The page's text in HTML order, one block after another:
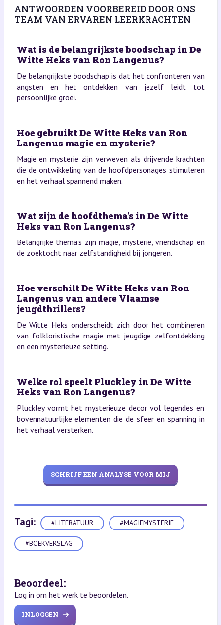
ANTWOORDEN VOORBEREID DOOR ONS
TEAM VAN ERVAREN LEERKRACHTEN
Wat is de belangrijkste boodschap in De
Witte Heks van Ron Langenus?
De belangrijkste boodschap is dat het confronteren van
angsten en het ontdekken van jezelf leidt tot
persoonlijke groei.
Hoe gebruikt De Witte Heks van Ron
Langenus magie en mysterie?
Magie en mysterie zijn verweven als drijvende krachten
die de ontwikkeling van de hoofdpersonages stimuleren
en het verhaal spannend maken.
Wat zijn de hoofdthema's in De Witte
Heks van Ron Langenus?
Belangrijke thema's zijn magie, mysterie, vriendschap en
de zoektocht naar zelfstandigheid bij jongeren.
Hoe verschilt De Witte Heks van Ron
Langenus van andere Vlaamse
jeugdthrillers?
De Witte Heks onderscheidt zich door het combineren
van folkloristische magie met jeugdige zelfontdekking
en een mysterieuze setting.
Welke rol speelt Pluckley in De Witte
Heks van Ron Langenus?
Pluckley vormt het mysterieuze decor vol legendes en
bovennatuurlijke elementen die de sfeer en spanning in
het verhaal versterken.
SCHRIJF EEN ANALYSE VOOR MIJ
Tagi: #LITERATUUR #MAGIEMYSTERIE
#BOEKVERSLAG
Beoordeel:
Log in om het werk te beoordelen.
INLOGGEN